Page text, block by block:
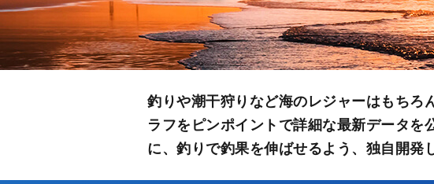
釣りや潮干狩りなど海のレジャーはもちろ
ラフをピンポイントで詳細な最新データを
に、釣りで釣果を伸ばせるよう、独自開発